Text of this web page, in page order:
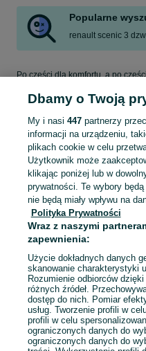
Popularne
renault scenic 3
Mapa kategorii
Mapa miejscowości
Mapa ministron
Popularne wyszukiwania
Dbamy o Twoją
My i nasi 447partnerzy
informacji na urządzeniu,
plikach cookie w celu
Użytkownik może
klikając poniżej lub w
prywatności. Te wybory
nie będą miały wpływu na
Polityka Prywatności
Wraz z naszymi
zapewnienia:
Użycie dokładnych danych
skanowanie charakterystyki
Rozumienie odbiorców
różnych źródeł.
dostęp do nich. Pomiar
usług. Tworzenie profili w
profili w celu
ograniczonych danych do
ograniczonych danych do